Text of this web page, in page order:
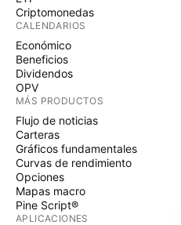
Criptomonedas
CALENDARIOS
Económico
Beneficios
Dividendos
OPV
MÁS PRODUCTOS
Flujo de noticias
Carteras
Gráficos fundamentales
Curvas de rendimiento
Opciones
Mapas macro
Pine Script®
APLICACIONES